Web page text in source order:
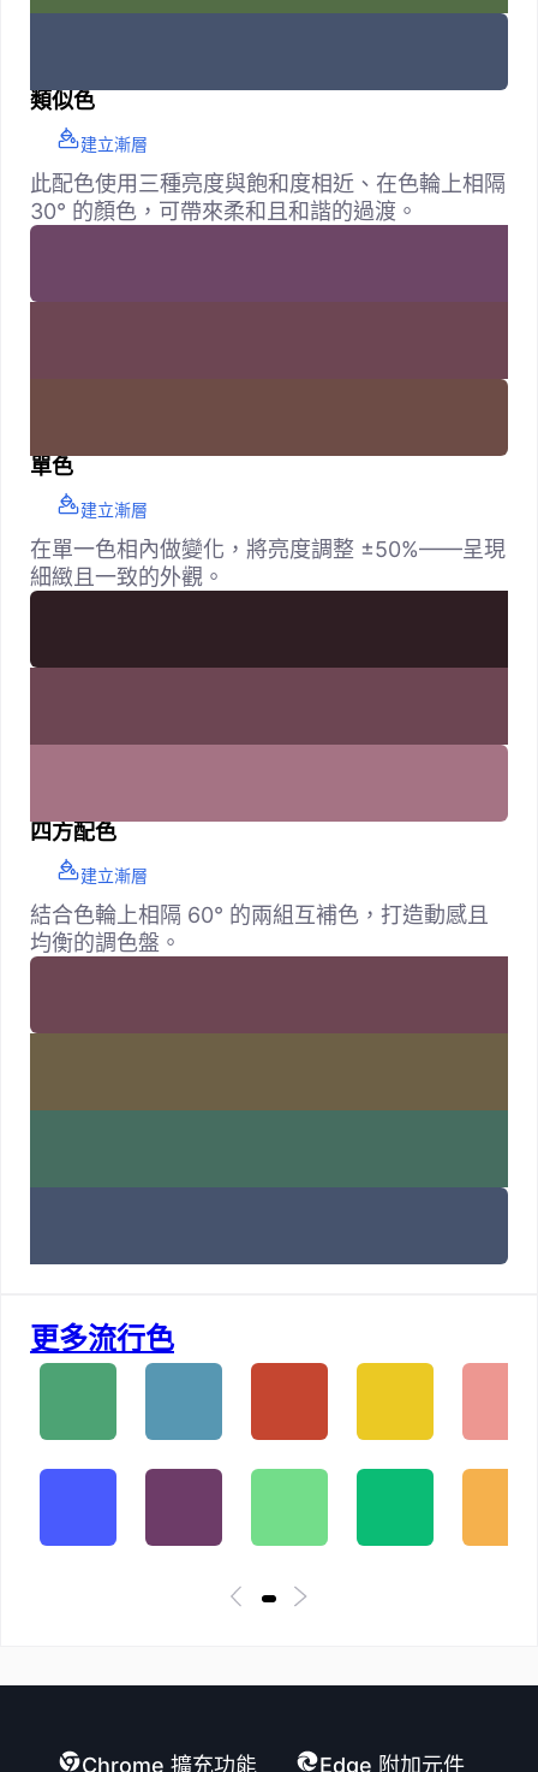
類似色
建立漸層
此配色使用三種亮度與飽和度相近、在色輪上相隔
30° 的顏色，可帶來柔和且和諧的過渡。
單色
建立漸層
在單一色相內做變化，將亮度調整 ±50%——呈現
細緻且一致的外觀。
四方配色
建立漸層
結合色輪上相隔 60° 的兩組互補色，打造動感且
均衡的調色盤。
更多流行色
Chrome 擴充功能 Edge 附加元件